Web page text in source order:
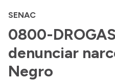
Referentes de prensa
Archivo de noticias
Transparencia
SENAC
0800-
denunciar
Negro